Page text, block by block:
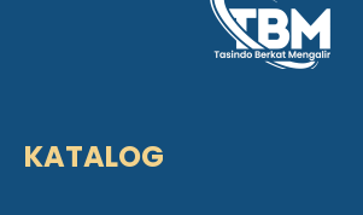
KATALOG